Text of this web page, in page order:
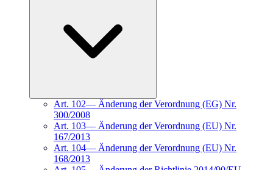
Art. 102— Änderung der Verordnung (EG) Nr.
300/2008
Art. 103— Änderung der Verordnung (EU) Nr.
167/2013
Art. 104— Änderung der Verordnung (EU) Nr.
168/2013